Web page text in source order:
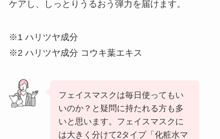
ケアし、しっとりうるおう弾力を届けます。
※1 ハリツヤ成分
※2 ハリツヤ成分 コウキ葉エキス
フェイスマスクは毎日使ってもい
いのか？と疑問に持たれる方も多
いと思います。フェイスマスクに
は大きく分けて2タイプ「化粧水マ